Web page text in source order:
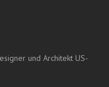
und Architekt US-